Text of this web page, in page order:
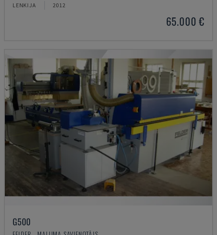
LENKIJA 2012
65.000 €
G500